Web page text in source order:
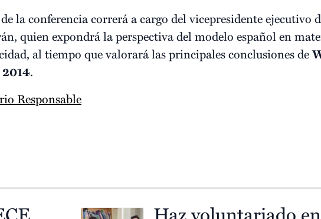
la conferencia correrá a cargo del vicepresidente ejecutivo
quien expondrá la perspectiva del modelo español en
al tiempo que valorará las principales conclusiones de
.
Responsable